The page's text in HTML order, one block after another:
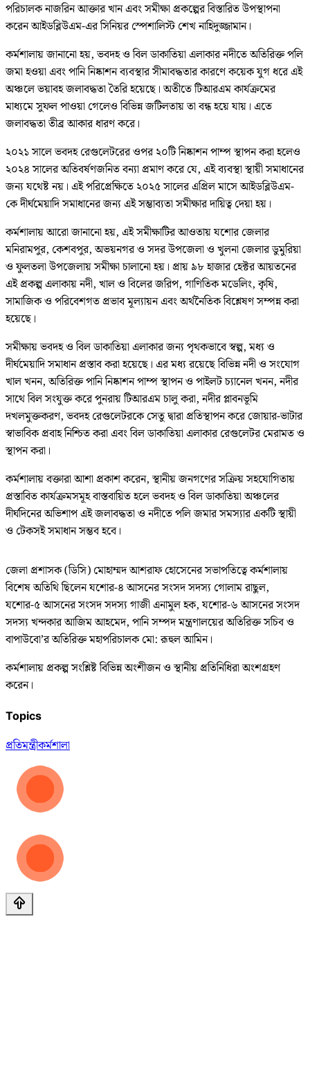
পরিচালক নাজরিন আক্তার খান এবং সমীক্ষা প্রকল্পের বিস্তারিত উপস্থাপনা
করেন আইডব্লিউএম-এর সিনিয়র স্পেশালিস্ট শেখ নাহিদুজ্জামান।
কর্মশালায় জানানো হয়, ভবদহ ও বিল ডাকাতিয়া এলাকার নদীতে অতিরিক্ত পলি
জমা হওয়া এবং পানি নিষ্কাশন ব্যবস্থার সীমাবদ্ধতার কারণে কয়েক যুগ ধরে এই
অঞ্চলে ভয়াবহ জলাবদ্ধতা তৈরি হয়েছে। অতীতে টিআরএম কার্যক্রমের
মাধ্যমে সুফল পাওয়া গেলেও বিভিন্ন জটিলতায় তা বন্ধ হয়ে যায়। এতে
জলাবদ্ধতা তীব্র আকার ধারণ করে।
২০২১ সালে ভবদহ রেগুলেটরের ওপর ২০টি নিষ্কাশন পাম্প স্থাপন করা হলেও
২০২৪ সালের অতিবর্ষণজনিত বন্যা প্রমাণ করে যে, এই ব্যবস্থা স্থায়ী সমাধানের
জন্য যথেষ্ট নয়। এই পরিপ্রেক্ষিতে ২০২৫ সালের এপ্রিল মাসে আইডব্লিউএম-
কে দীর্ঘমেয়াদি সমাধানের জন্য এই সম্ভাব্যতা সমীক্ষার দায়িত্ব দেয়া হয়।
কর্মশালায় আরো জানানো হয়, এই সমীক্ষাটির আওতায় যশোর জেলার
মনিরামপুর, কেশবপুর, অভয়নগর ও সদর উপজেলা ও খুলনা জেলার ডুমুরিয়া
ও ফুলতলা উপজেলায় সমীক্ষা চালানো হয়। প্রায় ৯৮ হাজার হেক্টর আয়তনের
এই প্রকল্প এলাকায় নদী, খাল ও বিলের জরিপ, গাণিতিক মডেলিং, কৃষি,
সামাজিক ও পরিবেশগত প্রভাব মূল্যায়ন এবং অর্থনৈতিক বিশ্লেষণ সম্পন্ন করা
হয়েছে।
সমীক্ষায় ভবদহ ও বিল ডাকাতিয়া এলাকার জন্য পৃথকভাবে স্বল্প, মধ্য ও
দীর্ঘমেয়াদি সমাধান প্রস্তাব করা হয়েছে। এর মধ্য রয়েছে বিভিন্ন নদী ও সংযোগ
খাল খনন, অতিরিক্ত পানি নিষ্কাশন পাম্প স্থাপন ও পাইলট চ্যানেল খনন, নদীর
সাথে বিল সংযুক্ত করে পুনরায় টিআরএম চালু করা, নদীর প্লাবনভূমি
দখলমুক্তকরণ, ভবদহ রেগুলেটরকে সেতু দ্বারা প্রতিস্থাপন করে জোয়ার-ভাটার
স্বাভাবিক প্রবাহ নিশ্চিত করা এবং বিল ডাকাতিয়া এলাকার রেগুলেটর মেরামত ও
স্থাপন করা।
কর্মশালায় বক্তারা আশা প্রকাশ করেন, স্থানীয় জনগণের সক্রিয় সহযোগিতায়
প্রস্তাবিত কার্যক্রমসমূহ বাস্তবায়িত হলে ভবদহ ও বিল ডাকাতিয়া অঞ্চলের
দীর্ঘদিনের অভিশাপ এই জলাবদ্ধতা ও নদীতে পলি জমার সমস্যার একটি স্থায়ী
ও টেকসই সমাধান সম্ভব হবে।
জেলা প্রশাসক (ডিসি) মোহাম্মদ আশরাফ হোসেনের সভাপতিত্বে কর্মশালায়
বিশেষ অতিথি ছিলেন যশোর-৪ আসনের সংসদ সদস্য গোলাম রাছুল,
যশোর-৫ আসনের সংসদ সদস্য গাজী এনামুল হক, যশোর-৬ আসনের সংসদ
সদস্য খন্দকার আজিম আহমেদ, পানি সম্পদ মন্ত্রণালয়ের অতিরিক্ত সচিব ও
বাপাউবো’র অতিরিক্ত মহাপরিচালক মো: রূহুল আমিন।
কর্মশালায় প্রকল্প সংশ্লিষ্ট বিভিন্ন অংশীজন ও স্থানীয় প্রতিনিধিরা অংশগ্রহণ
করেন।
Topics
প্রতিমন্ত্রীকর্মশালা